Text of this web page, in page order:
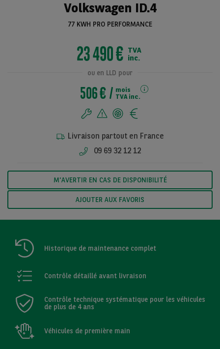
Volkswagen ID.4
77 KWH PRO PERFORMANCE
23 490 € TVA
inc.
ou en LLD pour
506 €
mois
TVA inc.
Livraison partout en France
09 69 32 12 12
M'AVERTIR EN CAS DE DISPONIBILITÉ
AJOUTER AUX FAVORIS
Historique de maintenance complet
Contrôle détaillé avant livraison
Contrôle technique systématique pour les véhicules
de plus de 4 ans
Véhicules de première main